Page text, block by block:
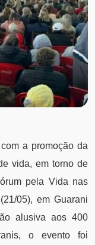
a promoção da
vida, em torno de
pela Vida nas
05), em Guarani
alusiva aos 400
o evento foi